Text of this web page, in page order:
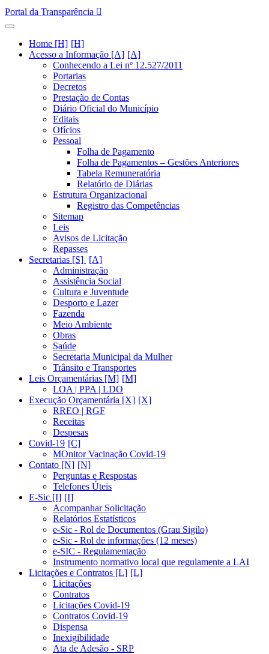
Portal da Transparência
Home [H]
Acesso a Informação [A]
Conhecendo a Lei nº 12.527/2011
Portarias
Decretos
Prestação de Contas
Diário Oficial do Município
Editais
Ofícios
Pessoal
Folha de Pagamento
Folha de Pagamentos – Gestões Anteriores
Tabela Remuneratória
Relatório de Diárias
Estrutura Organizacional
Registro das Competências
Sitemap
Leis
Avisos de Licitação
Repasses
Secretarias [S]
Administração
Assistência Social
Cultura e Juventude
Desporto e Lazer
Fazenda
Meio Ambiente
Obras
Saúde
Secretaria Municipal da Mulher
Trânsito e Transportes
Leis Orçamentárias [M]
LOA | PPA | LDO
Execução Orçamentária [X]
RREO | RGF
Receitas
Despesas
Covid-19
MOnitor Vacinação Covid-19
Contato [N]
Perguntas e Respostas
Telefones Úteis
E-Sic [I]
Acompanhar Solicitação
Relatórios Estatísticos
e-Sic - Rol de Documentos (Grau Sigilo)
e-Sic - Rol de informações (12 meses)
e-SIC - Regulamentação
Instrumento normativo local que regulamente a LAI
Licitações e Contratos [L]
Licitações
Contratos
Licitações Covid-19
Contratos Covid-19
Dispensa
Inexigibilidade
Ata de Adesão - SRP